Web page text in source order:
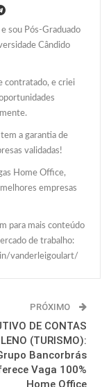
sou Pós-Graduado
Cândido
contratado, e criei
a garantia de
validadas!
Home Office,
empresas
para mais conteúdo
de trabalho:
vanderleigoulart/
PRÓXIMO
DE CONTAS
(TURISMO):
Bancorbrás
Vaga 100%
Home Office